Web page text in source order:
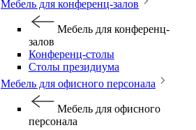
Мебель для конференц-залов
Мебель для конференц-
залов
Конференц-столы
Столы президиума
Мебель для офисного персонала
Мебель для офисного
персонала